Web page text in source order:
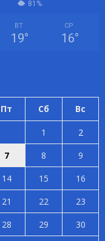
81%
ВТ
19°
СР
16°
Пт Сб Вс
1
2
7 8
9
14 15
16
21 22
23
28 29
30